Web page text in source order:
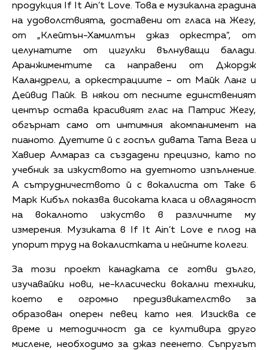
продукция If It Ain’t Love. Това е музикална градина
на удоволствията, доставени от гласа на Жегу,
от „Клейтън-Хамилтън джаз оркестра“, от
целунатите от цигулки вълнуващи балади.
Аранжиментите са направени от Джордж
Каландрели, а оркестрациите – от Майк Ланг и
Дейвид Пайк. В някои от песните единственият
център остава красивият глас на Патрис Жегу,
обгърнат само от интимния акомпанимент на
пианото. Дуетите й с госпъл дивата Тата Вега и
Хавиер Алмараз са създадени прецизно, като по
учебник за изкуството на дуетното изпълнение.
А сътрудничеството й с вокалиста от Take 6
Марк Кибъл показва високата класа и овладяност
на вокалното изкуство в различните му
измерения. Музиката в If It Ain’t Love е плод на
упорит труд на вокалистката и нейните колеги.
За този проект канадката се готви дълго,
изучавайки нови, не-класически вокални техники,
което е огромно предизвикателство за
образован оперен певец като нея. Изисква се
време и методичност да се култивира друго
мислене, необходимо за джаз пеенето. Съпругът